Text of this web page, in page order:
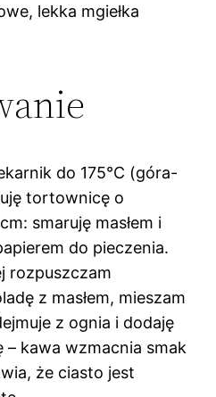
lekka mgiełka
do 175°C (góra-
tortownicę o
smaruję masłem i
do pieczenia.
rozpuszczam
z masłem, mieszam
z ognia i dodaję
– kawa wzmacnia smak
że ciasto jest